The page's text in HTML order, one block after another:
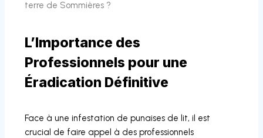
L’Importance des
Professionnels pour une
Éradication Définitive
Face à une infestation de punaises de lit, il est
crucial de faire appel à des professionnels